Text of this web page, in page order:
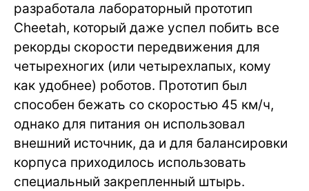
разработала лабораторный прототип
Cheetah, который даже успел побить все
рекорды скорости передвижения для
четырехногих (или четырехлапых, кому
как удобнее) роботов. Прототип был
способен бежать со скоростью 45 км/ч,
однако для питания он использовал
внешний источник, да и для балансировки
корпуса приходилось использовать
специальный закрепленный штырь.